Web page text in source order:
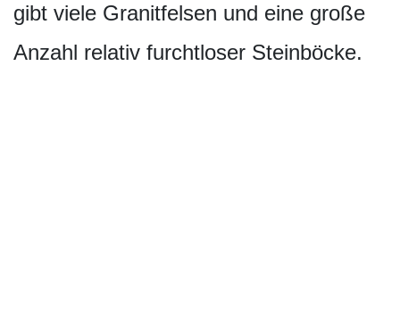
gibt viele Granitfelsen und eine große
Anzahl relativ furchtloser Steinböcke.